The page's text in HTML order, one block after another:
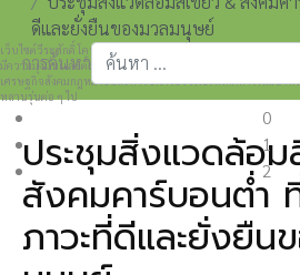
เว็บไซต์วีระศักดิ์ โควสุรัตน์ www.weerasak.org
มีความมุ่งมั่นเเละตั้งใจในการเผยแพร่เรื่องราวความรู้ความเข้า
เศรษฐกิจสังคมกฎหมายและการปกครอง เพื่อให้เกิดการพัฒนา
หลานรุ่นต่อ ๆ ไป
0
1
2
ดีและยั่งยืนของมวลมนุษย์
การค้นหา
Type 2 or more characters
ประชุมสิ่งแวดล้อ
สังคมคาร์บอนต่ำ
ภาวะที่ดีและยั่งยืน